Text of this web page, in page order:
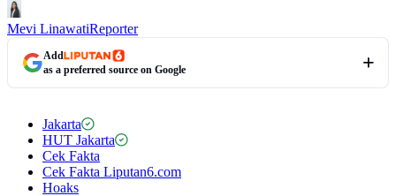
Mevi LinawatiReporter
Add
as a preferred source on Google
Jakarta
HUT Jakarta
Cek Fakta
Cek Fakta Liputan6.com
Hoaks